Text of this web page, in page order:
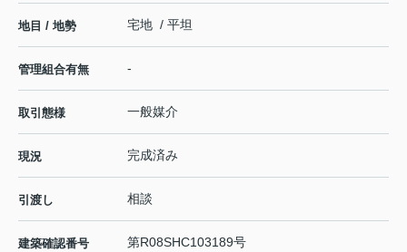
地目 / 地勢 宅地 / 平坦
管理組合有無 -
取引態様 一般媒介
現況 完成済み
引渡し 相談
建築確認番号 第R08SHC103189号